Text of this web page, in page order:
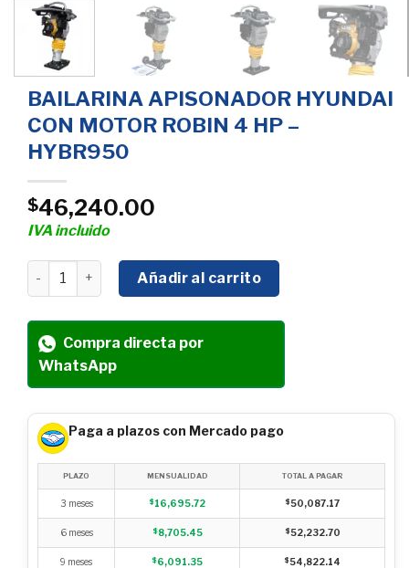
BAILARINA APISONADOR HYUNDAI
CON MOTOR ROBIN 4 HP –
HYBR950
$46,240.00
IVA incluido
BAILARINA APISONADOR HYUNDAI CON MOTOR
Añadir al carrito
Compra directa por
WhatsApp
Paga a plazos con Mercado pago
PLAZO MENSUALIDAD TOTAL A PAGAR
3 meses $16,695.72 $50,087.17
6 meses $8,705.45 $52,232.70
9 meses $6,091.35 $54,822.14